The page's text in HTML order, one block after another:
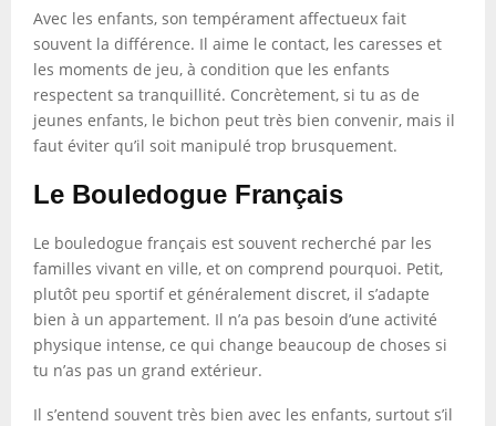
Avec les enfants, son tempérament affectueux fait
souvent la différence. Il aime le contact, les caresses et
les moments de jeu, à condition que les enfants
respectent sa tranquillité. Concrètement, si tu as de
jeunes enfants, le bichon peut très bien convenir, mais il
faut éviter qu’il soit manipulé trop brusquement.
Le Bouledogue Français
Le bouledogue français est souvent recherché par les
familles vivant en ville, et on comprend pourquoi. Petit,
plutôt peu sportif et généralement discret, il s’adapte
bien à un appartement. Il n’a pas besoin d’une activité
physique intense, ce qui change beaucoup de choses si
tu n’as pas un grand extérieur.
Il s’entend souvent très bien avec les enfants, surtout s’il